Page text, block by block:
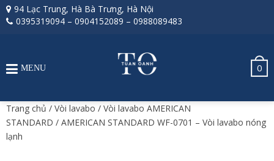
94 Lạc Trung, Hà Bà Trưng, Hà Nội
0395319094 – 0904152089 – 0988089483
0
MENU
Trang chủ / Vòi lavabo / Vòi lavabo AMERICAN
STANDARD / AMERICAN STANDARD WF-0701 – Vòi lavabo nóng
lạnh